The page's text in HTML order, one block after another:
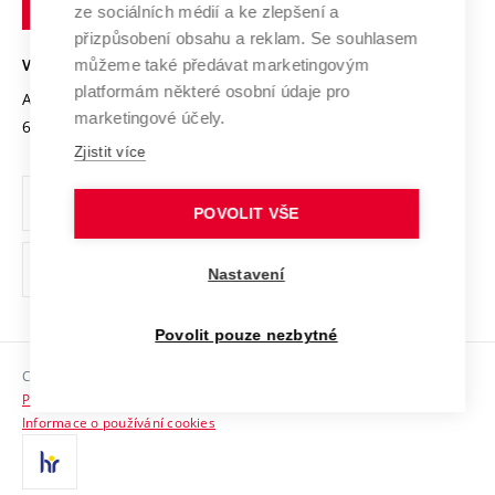
Open Science
Projekty
Projekty ze strukturálních fondů
Specifický výzkum
Mezinárodní dohody
Univerzitní sítě
Bezpečná univerzita
Vyznamenání
Organizační struktura
Ochrana osobních údajů
odkaz)
Sociální bezpečí
HR Award
Kontakty
VYSOKÉ UČENÍ TECHNICKÉ V BRNĚ
Antonínská 548/1
602 00 Brno
www.vut.cz
vut@vutbr.cz
Copyright © 2026 VUT
Prohlášení o přístupnosti
Informace o používání cookies
ze sociálních médií a ke zlepšení a
přizpůsobení obsahu a reklam. Se souhlasem
můžeme také předávat marketingovým
platformám některé osobní údaje pro
marketingové účely.
Zjistit více
POVOLIT VŠE
Nastavení
Povolit pouze nezbytné